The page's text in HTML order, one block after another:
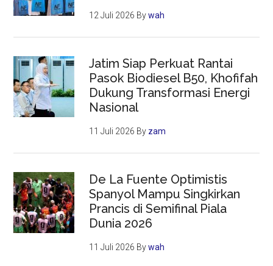
12 Juli 2026 Bywah
Jatim Siap Perkuat Rantai
Pasok Biodiesel B50, Khofifah
Dukung Transformasi Energi
Nasional
11 Juli 2026 By zam
De La Fuente Optimistis
Spanyol Mampu Singkirkan
Prancis di Semifinal Piala
Dunia 2026
11 Juli 2026 Bywah